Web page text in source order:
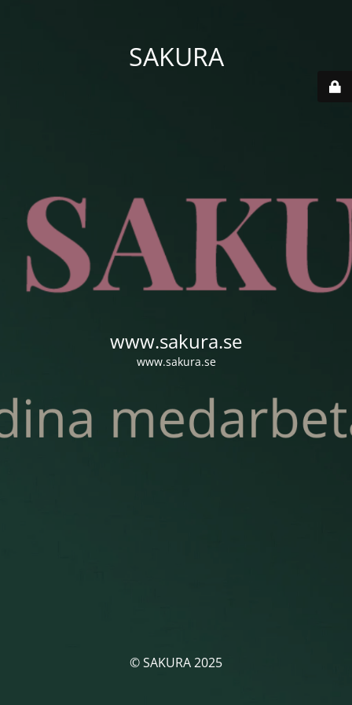
SAKURA
www.sakura.se
www.sakura.se
© SAKURA 2025